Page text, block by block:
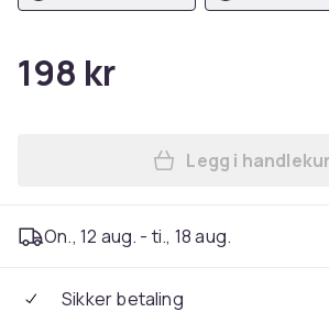
198 kr
Legg
Legg i
On., 12 aug. - ti., 18 aug.
Sikker betaling